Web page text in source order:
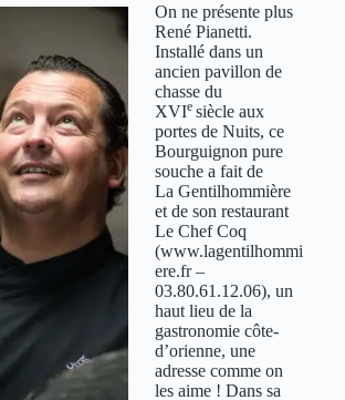
On ne présente plus
René Pianetti.
Installé dans un
ancien pavillon de
chasse du
XVIe siècle aux
portes de Nuits, ce
Bourguignon pure
souche a fait de
La Gentilhommière
et de son restaurant
Le Chef Coq
(www.lagentilhommi
ere.fr –
03.80.61.12.06), un
haut lieu de la
gastronomie côte-
d’orienne, une
adresse comme on
les aime ! Dans sa